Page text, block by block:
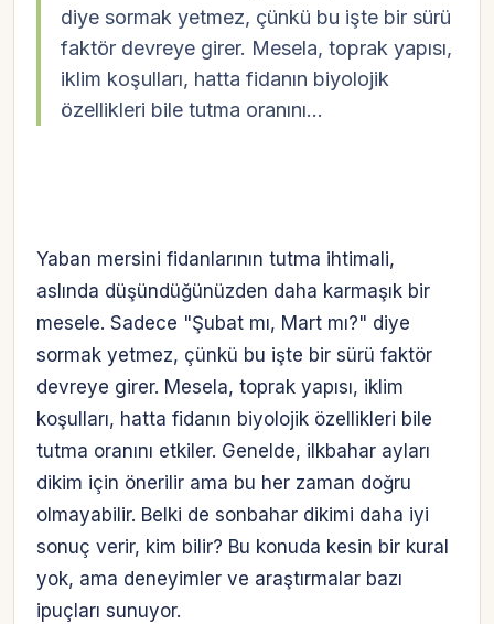
diye sormak yetmez, çünkü bu işte bir sürü
faktör devreye girer. Mesela, toprak yapısı,
iklim koşulları, hatta fidanın biyolojik
özellikleri bile tutma oranını…
Yaban mersini fidanlarının tutma ihtimali,
aslında düşündüğünüzden daha karmaşık bir
mesele. Sadece "Şubat mı, Mart mı?" diye
sormak yetmez, çünkü bu işte bir sürü faktör
devreye girer. Mesela, toprak yapısı, iklim
koşulları, hatta fidanın biyolojik özellikleri bile
tutma oranını etkiler. Genelde, ilkbahar ayları
dikim için önerilir ama bu her zaman doğru
olmayabilir. Belki de sonbahar dikimi daha iyi
sonuç verir, kim bilir? Bu konuda kesin bir kural
yok, ama deneyimler ve araştırmalar bazı
ipuçları sunuyor.